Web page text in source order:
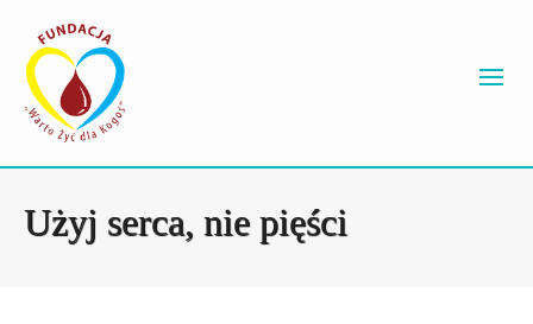
Użyj serca, nie pięści